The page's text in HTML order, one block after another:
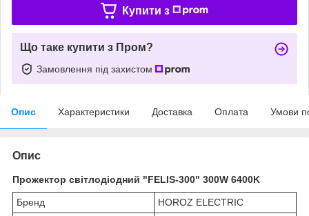
Купити з
Що таке купити з Пром?
Замовлення під захистом
Опис Характеристики Доставка Оплата Умови
Опис
Прожектор світлодіодний "FELIS-300" 300W 6400K
Бренд
HOROZ ELECTRIC